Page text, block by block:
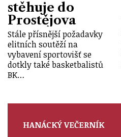
stěhuje do
Prostějova
Stále přísnější požadavky
elitních soutěží na
vybavení sportovišť se
dotkly také basketbalistů
BK…
HANÁCKÝ VEČERNÍK